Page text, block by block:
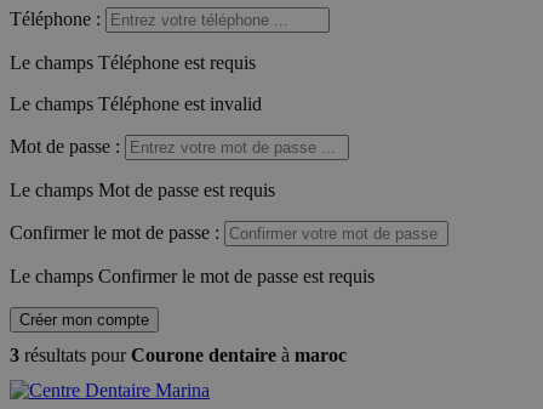
Téléphone :
Le champs Téléphone est requis
Le champs Téléphone est invalid
Mot de passe :
Le champs Mot de passe est requis
Confirmer le mot de passe :
Le champs Confirmer le mot de passe est requis
Créer mon compte
3 résultats pourCourone dentaire à maroc